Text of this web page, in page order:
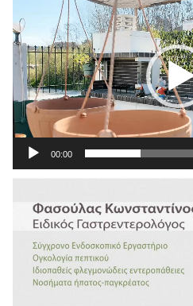
Αναπαραγωγής
Βίντεο
00:00